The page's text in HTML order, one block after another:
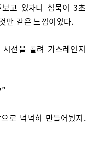
고 있자니 침묵이 3초
만 같은 느낌이었다.
선을 돌려 가스레인지
로 넉넉히 만들어뒀지.